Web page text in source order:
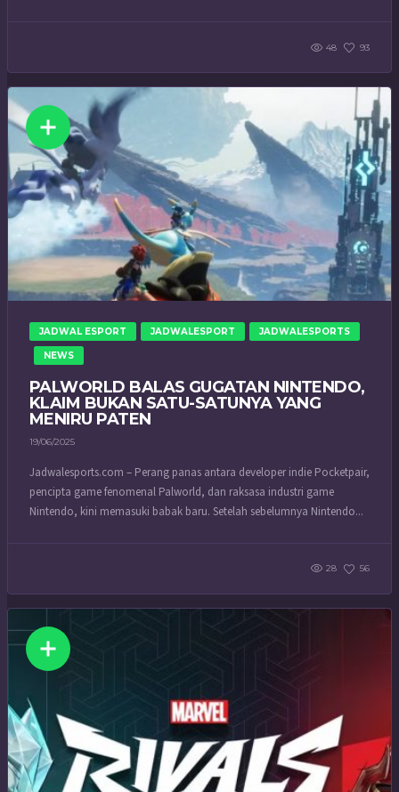
48 93
JADWAL ESPORT JADWALESPORT JADWALESPORTS
NEWS
PALWORLD BALAS GUGATAN NINTENDO,
KLAIM BUKAN SATU-SATUNYA YANG
MENIRU PATEN
19/06/2025
Jadwalesports.com – Perang panas antara developer indie Pocketpair,
pencipta game fenomenal Palworld, dan raksasa industri game
Nintendo, kini memasuki babak baru. Setelah sebelumnya Nintendo...
28 56